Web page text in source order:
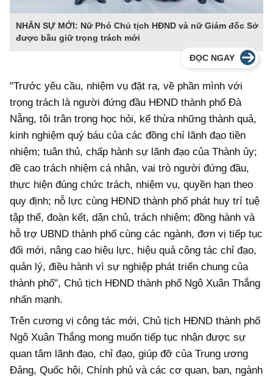
NHÂN SỰ MỚI: Nữ Phó Chủ tịch HĐND và nữ Giám đốc Sở
được bầu giữ trọng trách mới
ĐỌC NGAY
"Trước yêu cầu, nhiệm vụ đặt ra, về phần mình với
trọng trách là người đứng đầu HĐND thành phố Đà
Nẵng, tôi trân trọng học hỏi, kế thừa những thành quả,
kinh nghiệm quý báu của các đồng chí lãnh đạo tiền
nhiệm; tuân thủ, chấp hành sự lãnh đạo của Thành ủy;
đề cao trách nhiệm cá nhân, vai trò người đứng đầu,
thực hiện đúng chức trách, nhiệm vụ, quyền hạn theo
quy định; nỗ lực cùng HĐND thành phố phát huy trí tuệ
tập thể, đoàn kết, dân chủ, trách nhiệm; đồng hành và
hỗ trợ UBND thành phố cùng các ngành, đơn vị tiếp tục
đổi mới, nâng cao hiệu lực, hiệu quả công tác chỉ đạo,
quản lý, điều hành vì sự nghiệp phát triển chung của
thành phố", Chủ tịch HĐND thành phố Ngô Xuân Thắng
nhấn mạnh.
Trên cương vị công tác mới, Chủ tịch HĐND thành phố
Ngô Xuân Thắng mong muốn tiếp tục nhận được sự
quan tâm lãnh đạo, chỉ đạo, giúp đỡ của Trung ương
Đảng, Quốc hội, Chính phủ và các cơ quan, ban, ngành